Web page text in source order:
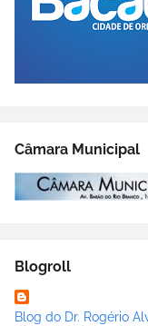
Câmara Municipal
Blogroll
Blog do Dr. Rogério